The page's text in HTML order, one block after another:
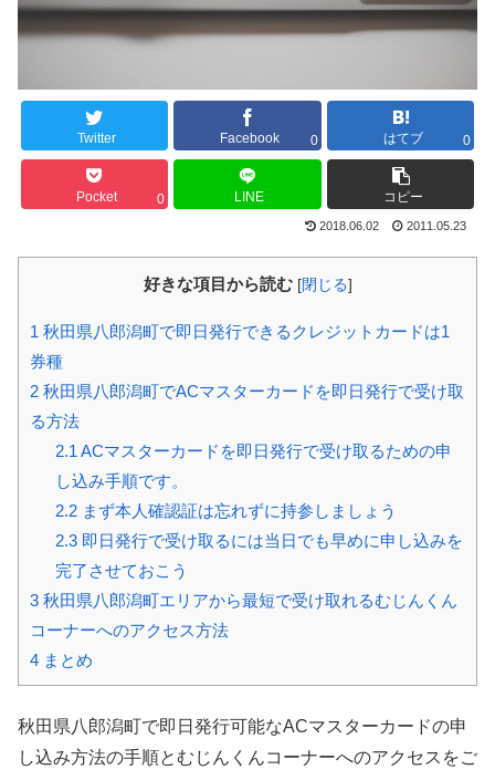
Twitter Facebook 0 はてブ 0
Pocket 0 LINE コピー
2018.06.02 2011.05.23
好きな項目から読む [閉じる]
1 秋田県八郎潟町で即日発行できるクレジットカードは1
券種
2 秋田県八郎潟町でACマスターカードを即日発行で受け取
る方法
2.1 ACマスターカードを即日発行で受け取るための申
し込み手順です。
2.2まず本人確認証は忘れずに持参しましょう
2.3即日発行で受け取るには当日でも早めに申し込みを
完了させておこう
3 秋田県八郎潟町エリアから最短で受け取れるむじんくん
コーナーへのアクセス方法
4 まとめ
秋田県八郎潟町で即日発行可能なACマスターカードの申
し込み方法の手順とむじんくんコーナーへのアクセスをご